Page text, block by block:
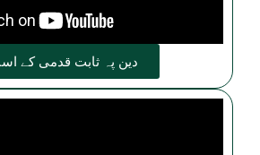
دین پہ ثابت قدمی کے